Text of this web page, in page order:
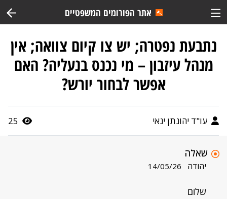
אתר הפורומים המשפטיים
נתבעת נפטרה; יש צו קיום צוואה; אין
מנהל עיזבון – מי נכנס בנעליה? האם
אפשר לבחור יורש?
עו"ד יהונתן ינאי 25
שאלה
יהודה 14/05/26
שלום